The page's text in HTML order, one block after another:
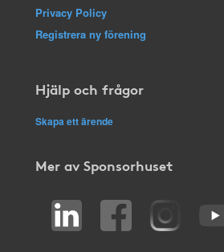
Privacy Policy
Registrera ny förening
Hjälp och frågor
Skapa ett ärende
Mer av Sponsorhuset